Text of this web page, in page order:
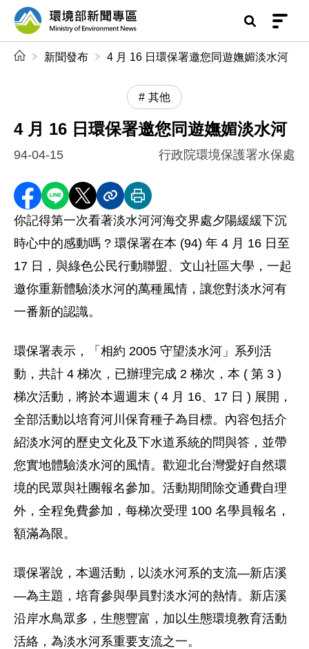
前往中央內容區塊
環境部新聞專區
新聞發布 4 月 16 日環保署邀您同遊嫵媚淡水河
其他
4 月 16 日環保署邀您同遊嫵媚淡水河
94-04-15 行政院環境保護署水保處
分享至 Facebook
分享到 LINE
分享到 X分享內容連結
列印本頁
你記得第一次看著淡水河河海交界處夕陽緩緩下沉
時心中的感動嗎 ? 環保署在本 (94) 年 4 月 16 日至
17 日，與綠色公民行動聯盟、文山社區大學，一起
邀你重新體驗淡水河的萬種風情，讓您對淡水河有
一番新的認識。
環保署表示，「相約 2005 守望淡水河」系列活
動，共計 4 梯次，已辦理完成 2 梯次，本 ( 第 3 )
梯次活動，將於本週週末 ( 4 月 16、17 日 ) 展開，
全部活動以培育河川保育種子為目標。內容包括介
紹淡水河的歷史文化及下水道系統的問與答，並帶
您實地體驗淡水河的風情。歡迎北台灣愛好自然環
境的民眾與社團報名參加。活動期間除交通費自理
外，全程免費參加，每梯次受理 100 名學員報名，
額滿為限。
環保署說，本週活動，以淡水河系的支流—新店溪
—為主題，培育參與學員對淡水河的熱情。新店溪
沿岸水鳥眾多，生態豐富，加以生態環境教育活動
活絡，為淡水河系重要支流之一。